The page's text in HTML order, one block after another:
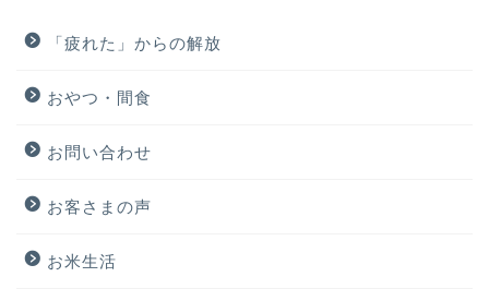
「疲れた」からの解放
おやつ・間食
お問い合わせ
お客さまの声
お米生活